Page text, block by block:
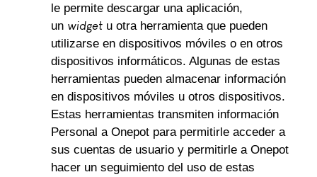
le permite descargar una aplicación,
un widget u otra herramienta que pueden
utilizarse en dispositivos móviles o en otros
dispositivos informáticos. Algunas de estas
herramientas pueden almacenar información
en dispositivos móviles u otros dispositivos.
Estas herramientas transmiten información
Personal a Onepot para permitirle acceder a
sus cuentas de usuario y permitirle a Onepot
hacer un seguimiento del uso de estas